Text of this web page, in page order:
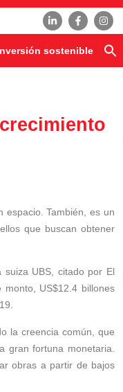
sostenible
También, es un
que buscan obtener
UBS, citado por El
US$12.4 billones
la creencia común, que
gran fortuna monetaria.
obras a partir de bajos